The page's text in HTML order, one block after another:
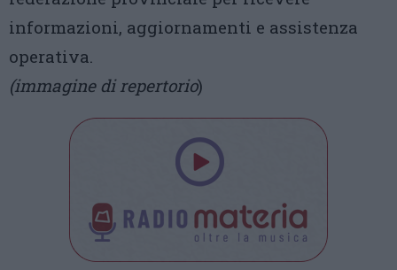
informazioni, aggiornamenti e assistenza
operativa.
(immagine di repertorio)